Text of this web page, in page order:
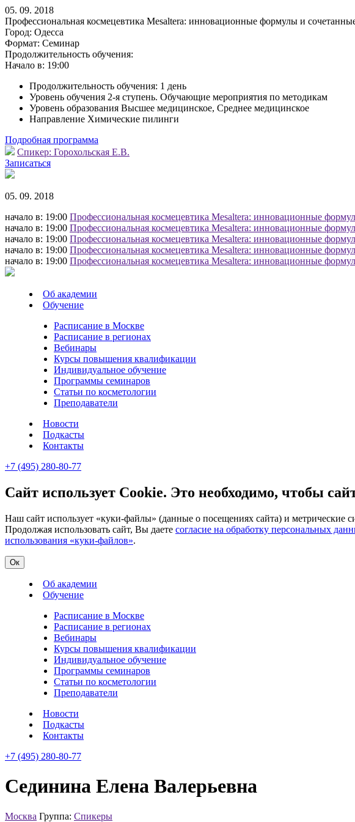
05. 09. 2018
Профессиональная космецевтика Mesaltera: инновационные формулы и
Город: Одесса
Формат: Семинар
Продолжительность обучения:
Начало в: 19:00
Продолжительность обучения: 1 день
Уровень обучения 2-я ступень. Обучающие мероприятия по методикам
Уровень образования Высшее медицинское, Среднее медицинское
Направление Химические пилинги
Подробная программа
Спикер: Горохольская Е.В.
Записаться
05. 09. 2018
начало в: 19:00 Профессиональная космецевтика Mesaltera: инновационные
начало в: 19:00 Профессиональная космецевтика Mesaltera: инновационные
начало в: 19:00 Профессиональная космецевтика Mesaltera: инновационные
начало в: 19:00 Профессиональная космецевтика Mesaltera: инновационные
начало в: 19:00 Профессиональная космецевтика Mesaltera: инновационные
Об академии
Обучение
Расписание в Москве
Расписание в регионах
Вебинары
Курсы повышения квалификации
Индивидуальное обучение
Программы семинаров
Статьи по косметологии
Преподаватели
Новости
Подкасты
Контакты
+7 (495) 280-80-77
Сайт использует Cookie. Это необходимо, чтобы
Наш сайт использует «куки-файлы» (данные о посещениях сайта) и
Продолжая использовать сайт, Вы даете согласие на обработку персональных
использования «куки-файлов».
Ок
Об академии
Обучение
Расписание в Москве
Расписание в регионах
Вебинары
Курсы повышения квалификации
Индивидуальное обучение
Программы семинаров
Статьи по косметологии
Преподаватели
Новости
Подкасты
Контакты
+7 (495) 280-80-77
Сединина Елена Валерьевна
Москва Группа: Спикеры